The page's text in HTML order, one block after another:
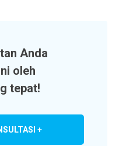
Anda
oleh
tepat!
+